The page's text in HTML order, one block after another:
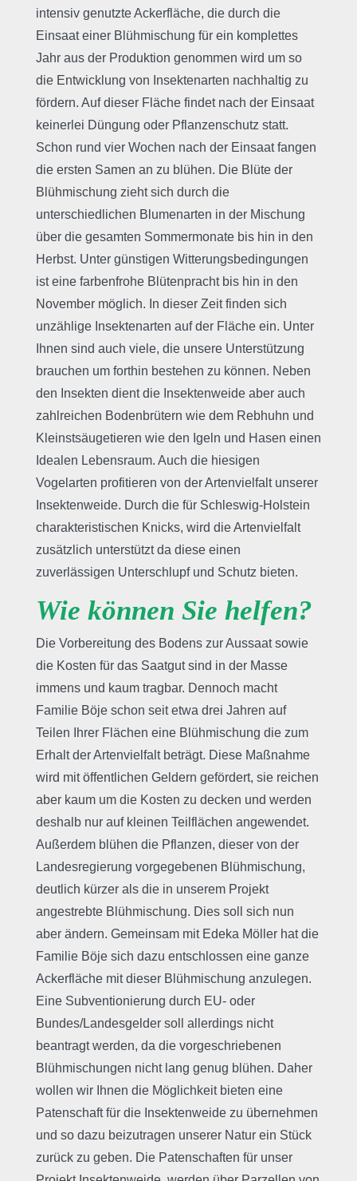
intensiv genutzte Ackerfläche, die durch die
Einsaat einer Blühmischung für ein komplettes
Jahr aus der Produktion genommen wird um so
die Entwicklung von Insektenarten nachhaltig zu
fördern. Auf dieser Fläche findet nach der Einsaat
keinerlei Düngung oder Pflanzenschutz statt.
Schon rund vier Wochen nach der Einsaat fangen
die ersten Samen an zu blühen. Die Blüte der
Blühmischung zieht sich durch die
unterschiedlichen Blumenarten in der Mischung
über die gesamten Sommermonate bis hin in den
Herbst. Unter günstigen Witterungsbedingungen
ist eine farbenfrohe Blütenpracht bis hin in den
November möglich. In dieser Zeit finden sich
unzählige Insektenarten auf der Fläche ein. Unter
Ihnen sind auch viele, die unsere Unterstützung
brauchen um forthin bestehen zu können. Neben
den Insekten dient die Insektenweide aber auch
zahlreichen Bodenbrütern wie dem Rebhuhn und
Kleinstsäugetieren wie den Igeln und Hasen einen
Idealen Lebensraum. Auch die hiesigen
Vogelarten profitieren von der Artenvielfalt unserer
Insektenweide. Durch die für Schleswig-Holstein
charakteristischen Knicks, wird die Artenvielfalt
zusätzlich unterstützt da diese einen
zuverlässigen Unterschlupf und Schutz bieten.
Wie können Sie helfen?
Die Vorbereitung des Bodens zur Aussaat sowie
die Kosten für das Saatgut sind in der Masse
immens und kaum tragbar. Dennoch macht
Familie Böje schon seit etwa drei Jahren auf
Teilen Ihrer Flächen eine Blühmischung die zum
Erhalt der Artenvielfalt beträgt. Diese Maßnahme
wird mit öffentlichen Geldern gefördert, sie reichen
aber kaum um die Kosten zu decken und werden
deshalb nur auf kleinen Teilflächen angewendet.
Außerdem blühen die Pflanzen, dieser von der
Landesregierung vorgegebenen Blühmischung,
deutlich kürzer als die in unserem Projekt
angestrebte Blühmischung. Dies soll sich nun
aber ändern. Gemeinsam mit Edeka Möller hat die
Familie Böje sich dazu entschlossen eine ganze
Ackerfläche mit dieser Blühmischung anzulegen.
Eine Subventionierung durch EU- oder
Bundes/Landesgelder soll allerdings nicht
beantragt werden, da die vorgeschriebenen
Blühmischungen nicht lang genug blühen. Daher
wollen wir Ihnen die Möglichkeit bieten eine
Patenschaft für die Insektenweide zu übernehmen
und so dazu beizutragen unserer Natur ein Stück
zurück zu geben. Die Patenschaften für unser